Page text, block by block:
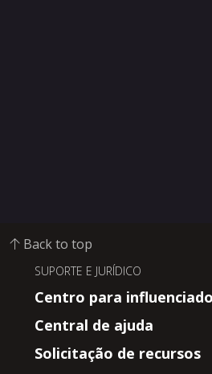
Back to top
SUPORTE E JURÍDICO
Centro para
Central de ajuda
Solicitação de recursos